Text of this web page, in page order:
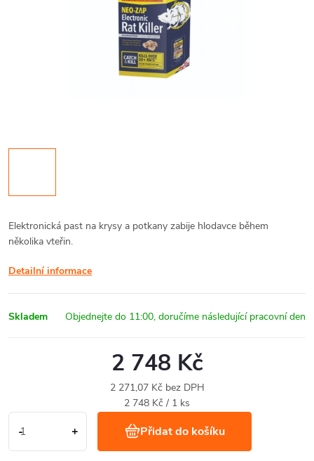
Elektronická past na krysy a potkany zabije hlodavce během
několika vteřin.
Detailní informace
Skladem
2 748 Kč
2 271,07 Kč bez DPH
Měrná
2 748 Kč / 1 ks
Přidat do košíku